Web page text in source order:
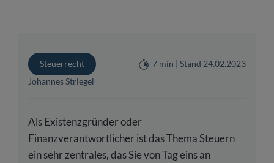
Steuerrecht
7 min | Stand 24.02.2023
Johannes Striegel
Als Existenzgründer oder
Finanzverantwortlicher ist das Thema Steuern
ein sehr zentrales, das Sie von Tag eins an